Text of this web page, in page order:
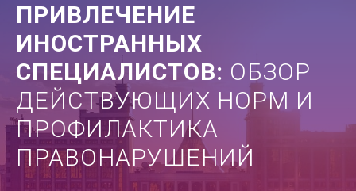
ПРИВЛЕЧЕНИЕ
ИНОСТРАННЫХ
СПЕЦИАЛИСТОВ: ОБЗОР
ДЕЙСТВУЮЩИХ НОРМ И
ПРОФИЛАКТИКА
ПРАВОНАРУШЕНИЙ